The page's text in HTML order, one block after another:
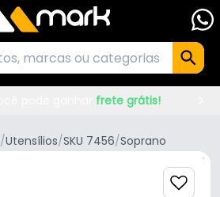
frete grátis!
/Utensílios/SKU 7456/Soprano